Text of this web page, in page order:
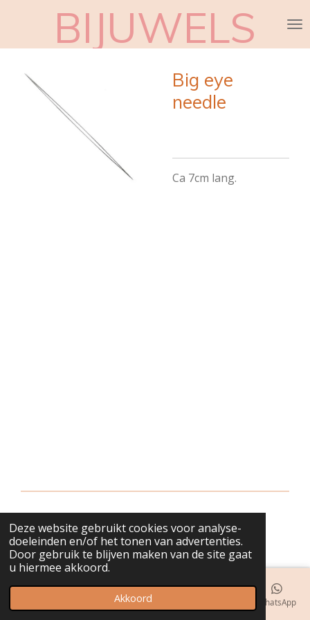
Deze website gebruikt cookies voor analyse-
doeleinden en/of het tonen van advertenties.
Door gebruik te blijven maken van de site gaat
u hiermee akkoord.
Akkoord
naar
hoofdinhoud
BIJUWELS
Big eye
needle
Ca 7cm lang.
© 2018 - 2026 bijuwels
Telefoonnummer WhatsApp